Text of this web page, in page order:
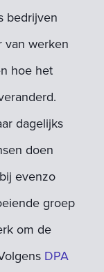
bedrijven
van werken
hoe het
dagelijks
doen
evenzo
groep
om de
DPA